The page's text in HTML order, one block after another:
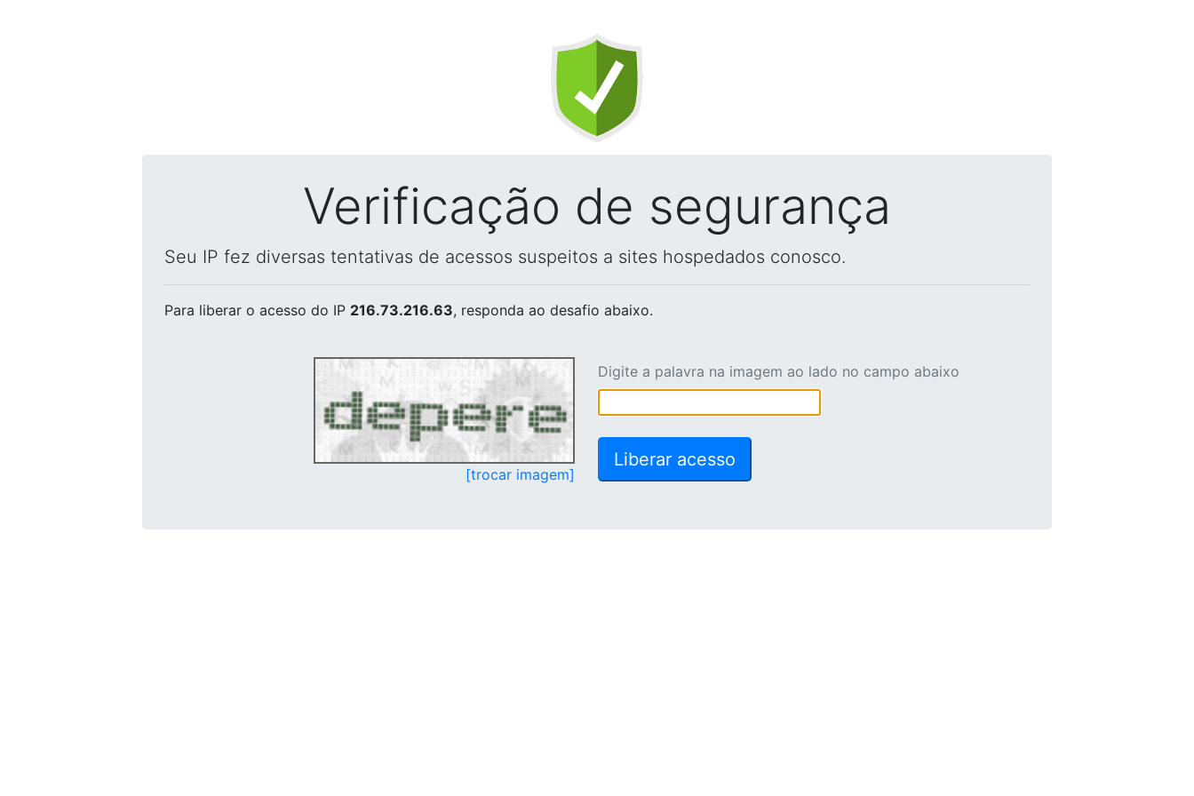
Verificação de segurança
Seu IP fez diversas tentativas de acessos suspeitos a sites hospedados conosco.
Para liberar o acesso do IP 216.73.216.63, responda ao desafio abaixo.
[trocar imagem]
Digite a palavra na imagem ao lado no campo abaixo